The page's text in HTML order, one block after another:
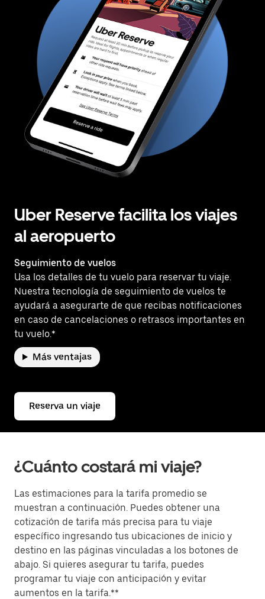
Uber Reserve facilita los viajes
al aeropuerto
Seguimiento de vuelos
Usa los detalles de tu vuelo para reservar tu viaje.
Nuestra tecnología de seguimiento de vuelos te
ayudará a asegurarte de que recibas notificaciones
en caso de cancelaciones o retrasos importantes en
tu vuelo.*
Más ventajas
Reserva un viaje
¿Cuánto costará mi viaje?
Las estimaciones para la tarifa promedio se
muestran a continuación. Puedes obtener una
cotización de tarifa más precisa para tu viaje
específico ingresando tus ubicaciones de inicio y
destino en las páginas vinculadas a los botones de
abajo. Si quieres asegurar tu tarifa, puedes
programar tu viaje con anticipación y evitar
aumentos en la tarifa.**